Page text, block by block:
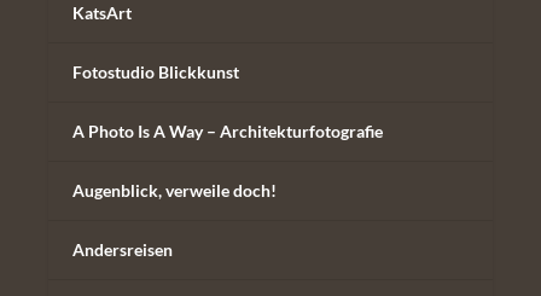
KatsArt
Fotostudio Blickkunst
A Photo Is A Way – Architekturfotografie
Augenblick, verweile doch!
Andersreisen